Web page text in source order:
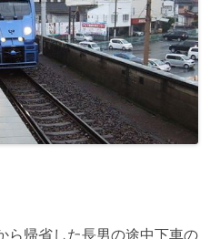
ら帰省した長男の途中下車の